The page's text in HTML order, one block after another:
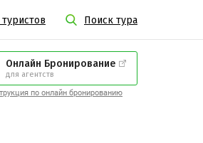
Поиск тура
Онлайн Бронирование
для агентств
по онлайн бронированию